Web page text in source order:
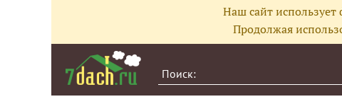
Наш сайт
Продолжая